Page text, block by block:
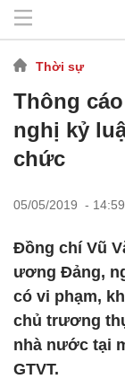
Thời sự
Thông
nghị kỷ
chức
05/05/2019 - 14:59
Đồng chí Vũ
ương Đảng,
có vi phạm,
chủ trương
nhà nước tại
GTVT.